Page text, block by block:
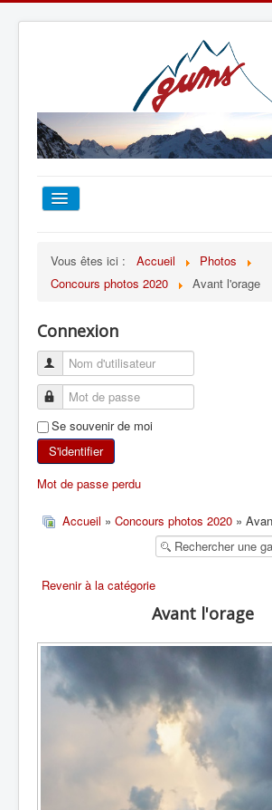
TOUT SUR LE GUMS
ESCALADE
ALPINISME
SKI DE RANDONNÉE
RANDONNÉE SPORTIVE
Vous êtes ici : Accueil
Photos
Concours photos 2020
Avant l'orage
Connexion
Se souvenir de moi
S'identifier
Mot de passe perdu
Accueil » Concours photos 2020 »
Revenir à la catégorie
Avant l'orage